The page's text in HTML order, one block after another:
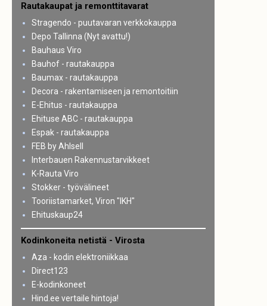
Rautakaupat ja remonttitavarat
Stragendo - puutavaran verkkokauppa
Depo Tallinna (Nyt avattu!)
Bauhaus Viro
Bauhof - rautakauppa
Baumax - rautakauppa
Decora - rakentamiseen ja remontoitiin
E-Ehitus - rautakauppa
Ehituse ABC - rautakauppa
Espak - rautakauppa
FEB by Ahlsell
Interbauen Rakennustarvikkeet
K-Rauta Viro
Stokker - työvälineet
Tooriistamarket, Viron "IKH"
Ehituskaup24
Kodinkoneita netistä - Virosta
Aza - kodin elektroniikkaa
Direct123
E-kodinkoneet
Hind.ee vertaile hintoja!